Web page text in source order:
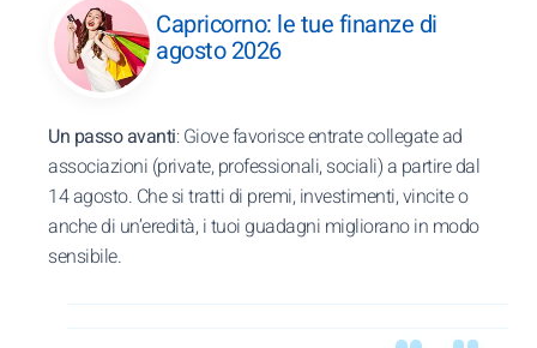
Capricorno: le tue finanze di
agosto 2026
Un passo avanti: Giove favorisce entrate collegate ad
associazioni (private, professionali, sociali) a partire dal
14 agosto. Che si tratti di premi, investimenti, vincite o
anche di un’eredità, i tuoi guadagni migliorano in modo
sensibile.